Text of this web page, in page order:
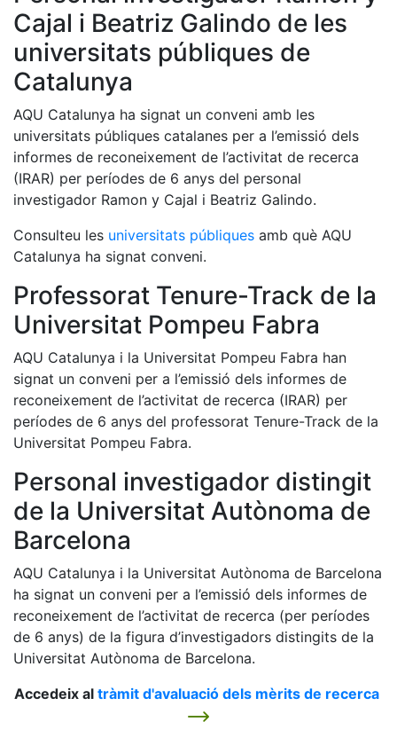
Cajal i Beatriz Galindo de les
universitats públiques de
Catalunya
AQU Catalunya ha signat un conveni amb les
universitats públiques catalanes per a l’emissió dels
informes de reconeixement de l’activitat de recerca
(IRAR) per períodes de 6 anys del personal
investigador Ramon y Cajal i Beatriz Galindo.
Consulteu les universitats públiques amb què AQU
Catalunya ha signat conveni.
Professorat Tenure-Track de la
Universitat Pompeu Fabra
AQU Catalunya i la Universitat Pompeu Fabra han
signat un conveni per a l’emissió dels informes de
reconeixement de l’activitat de recerca (IRAR) per
períodes de 6 anys del professorat Tenure-Track de la
Universitat Pompeu Fabra.
Personal investigador distingit
de la Universitat Autònoma de
Barcelona
AQU Catalunya i la Universitat Autònoma de Barcelona
ha signat un conveni per a l’emissió dels informes de
reconeixement de l’activitat de recerca (per períodes
de 6 anys) de la figura d’investigadors distingits de la
Universitat Autònoma de Barcelona.
Accedeix al tràmit d'avaluació dels mèrits de recerca